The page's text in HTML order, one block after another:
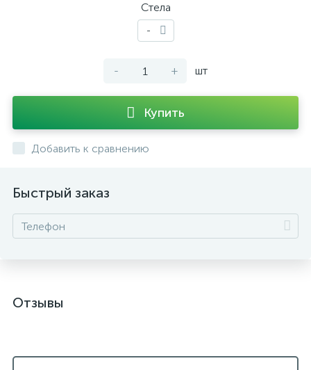
Стела
-
- + шт
Купить
Добавить к сравнению
Быстрый заказ
Отзывы